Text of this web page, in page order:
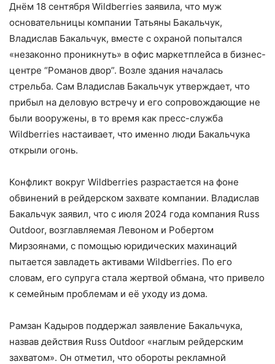
Днём 18 сентября Wildberries заявила, что муж
основательницы компании Татьяны Бакальчук,
Владислав Бакальчук, вместе с охраной попытался
«незаконно проникнуть» в офис маркетплейса в бизнес-
центре “Романов двор”. Возле здания началась
стрельба. Сам Владислав Бакальчук утверждает, что
прибыл на деловую встречу и его сопровождающие не
были вооружены, в то время как пресс-служба
Wildberries настаивает, что именно люди Бакальчука
открыли огонь.
Конфликт вокруг Wildberries разрастается на фоне
обвинений в рейдерском захвате компании. Владислав
Бакальчук заявил, что с июля 2024 года компания Russ
Outdoor, возглавляемая Левоном и Робертом
Мирзоянами, с помощью юридических махинаций
пытается завладеть активами Wildberries. По его
словам, его супруга стала жертвой обмана, что привело
к семейным проблемам и её уходу из дома.
Рамзан Кадыров поддержал заявление Бакальчука,
назвав действия Russ Outdoor «наглым рейдерским
захватом». Он отметил, что обороты рекламной